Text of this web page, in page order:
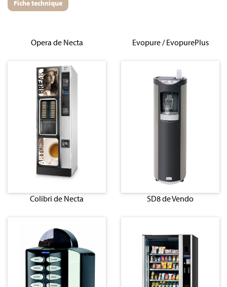
Fiche technique
Opera de Necta Evopure / EvopurePlus
Colibri de Necta SD8 de Vendo